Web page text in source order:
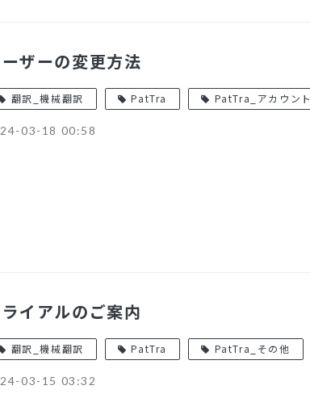
ザーの変更方法
翻訳_機械翻訳 PatTra PatTra_アカウント
03-18 00:58
イアルのご案内
翻訳_機械翻訳 PatTra PatTra_その他
03-15 03:32